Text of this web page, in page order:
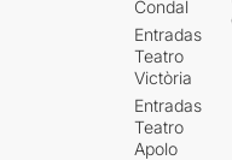
Condal
Entradas
Teatro
Victòria
Entradas
Teatro
Apolo